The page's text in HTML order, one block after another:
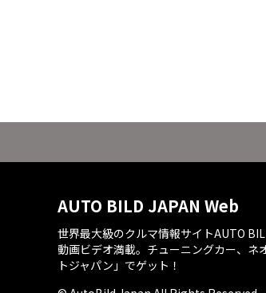
AUTO BILD JAPAN Web
世界最大級のクルマ情報サイトAUTO
動画ビデオ満載。チューニングカー、
トジャパン」でゲット！